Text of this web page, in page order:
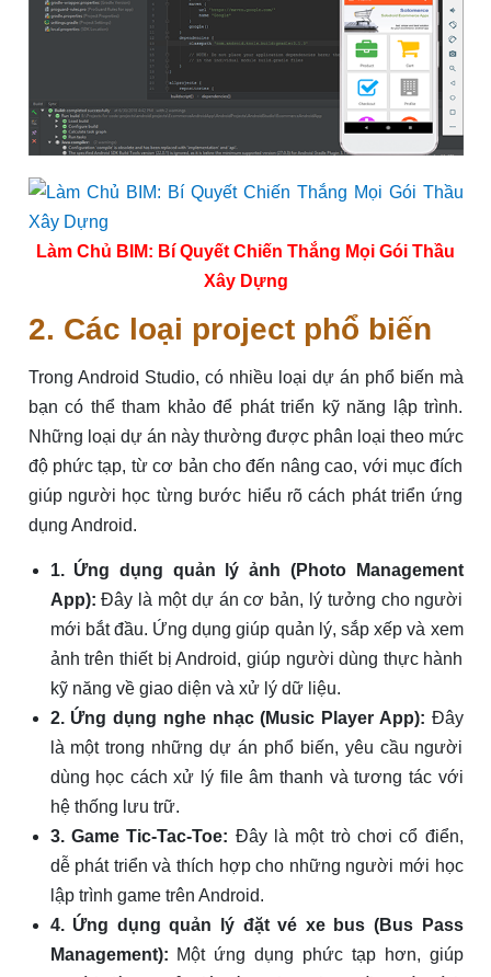
Làm Chủ BIM: Bí Quyết Chiến Thắng Mọi Gói Thầu
Xây Dựng
2. Các loại project phổ biến
Trong Android Studio, có nhiều loại dự án phổ biến mà
bạn có thể tham khảo để phát triển kỹ năng lập trình.
Những loại dự án này thường được phân loại theo mức
độ phức tạp, từ cơ bản cho đến nâng cao, với mục đích
giúp người học từng bước hiểu rõ cách phát triển ứng
dụng Android.
1. Ứng dụng quản lý ảnh (Photo Management
App): Đây là một dự án cơ bản, lý tưởng cho người
mới bắt đầu. Ứng dụng giúp quản lý, sắp xếp và xem
ảnh trên thiết bị Android, giúp người dùng thực hành
kỹ năng về giao diện và xử lý dữ liệu.
2. Ứng dụng nghe nhạc (Music Player App): Đây
là một trong những dự án phổ biến, yêu cầu người
dùng học cách xử lý file âm thanh và tương tác với
hệ thống lưu trữ.
3. Game Tic-Tac-Toe: Đây là một trò chơi cổ điển,
dễ phát triển và thích hợp cho những người mới học
lập trình game trên Android.
4. Ứng dụng quản lý đặt vé xe bus (Bus Pass
Management): Một ứng dụng phức tạp hơn, giúp